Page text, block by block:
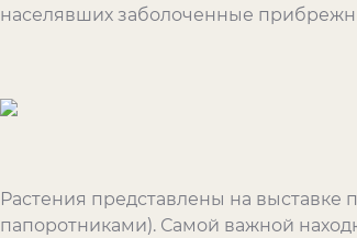
населявших заболоченные
Растения представлены на
папоротниками). Самой важной